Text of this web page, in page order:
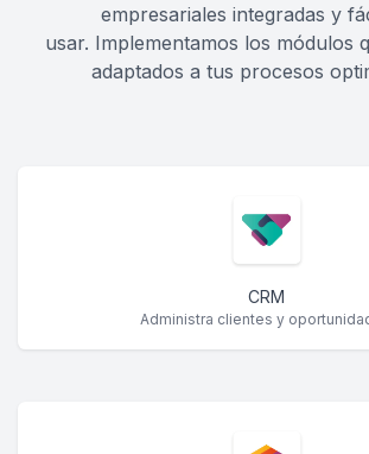
empresariales integradas y
usar. Implementamos los módulos
adaptados a tus procesos
CRM
Administra clientes y